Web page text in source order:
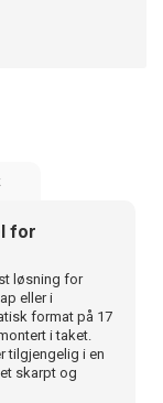
for
løsning for
eller i
format på 17
i taket.
tilgjengelig i en
skarpt og